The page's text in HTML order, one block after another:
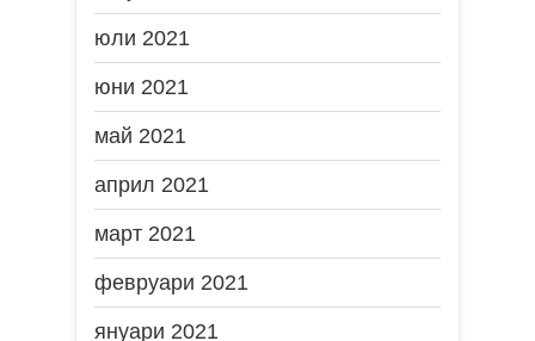
юли 2021
юни 2021
май 2021
април 2021
март 2021
февруари 2021
януари 2021